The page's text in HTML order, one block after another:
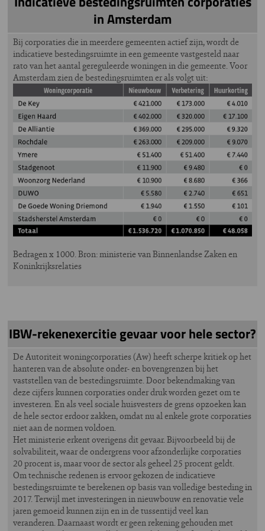
in Amsterdam
Bij corporaties die in meerdere gemeenten actief zijn, wordt de
indicatieve bestedingsruimte in een gemeente vastgesteld naar
rato van het aantal gereguleerde woningen in die gemeente. Voor
Amsterdam zien de bestedingsruimten er als volgt uit:
Bedragen x 1000. Bron: ministerie van Binnenlandse Zaken en
Koninkrijksrelaties
IBW-rekenexercitie gevaar voor hele sector?
De Autoriteit woningcorporaties (Aw) heeft scherpe kritiek op het
hanteren van de absolute onder- en bovengrenzen bij het
vaststellen van de bestedingsruimte. Door bekendmaking van
deze cijfers kunnen corporaties onder druk worden gezet om te
investeren. En als veel sociale huisvesters de grens opzoeken kan
de hele sector erdoor zakken, omdat nu al enkele grote corporaties
niet aan de normen voldoen.
Het ministerie erkent overigens dit gevaar. Bijvoorbeeld bij de
solvabiliteit, waar de ondergrens voor afzonderlijke corporaties
20 procent is, maar voor de sector als geheel 25 procent geldt.
Om technische redenen is ervoor gekozen de indicatieve
bestedingsruimte te berekenen op basis van volledige besteding in
2017. Terwijl met investeringen in nieuwbouw en renovatie vele
jaren gemoeid kunnen zijn en in de tussentijd veel kan
veranderen. Daarnaast wordt er geen rekening gehouden met